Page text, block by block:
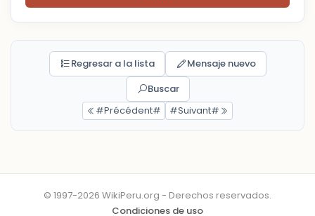
Regresar a la lista
Mensaje nuevo
Buscar
#Précédent#
#Suivant#
© 1997-2026 WikiPeru.org - Derechos reservados.
Condiciones de uso